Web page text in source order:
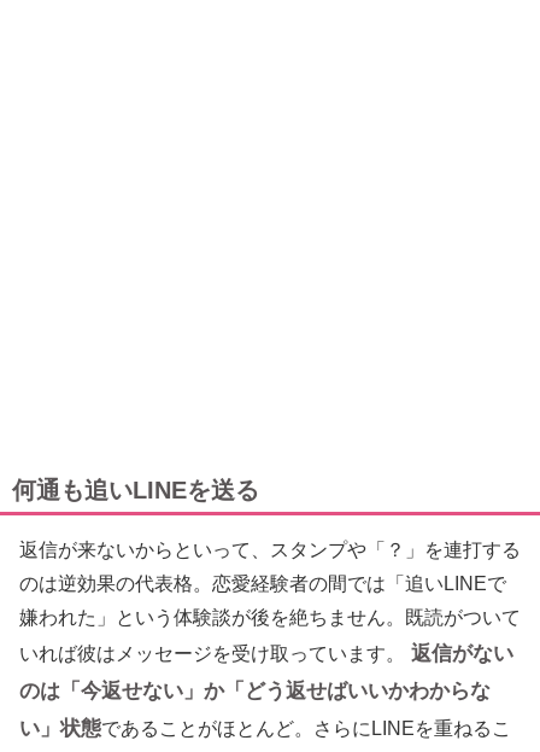
何通も追いLINEを送る
返信が来ないからといって、スタンプや「？」を連打する
のは逆効果の代表格。恋愛経験者の間では「追いLINEで
嫌われた」という体験談が後を絶ちません。既読がついて
いれば彼はメッセージを受け取っています。
返信がない
のは「今返せない」か「どう返せばいいかわからな
い」状態であることがほとんど。さらにLINEを重ねるこ